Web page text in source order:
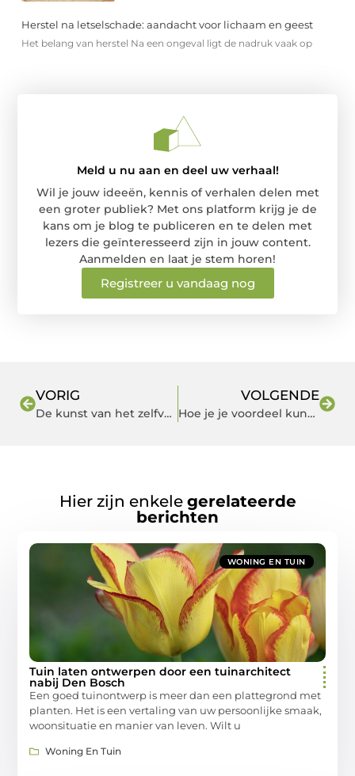
Herstel na letselschade: aandacht voor lichaam en geest
Het belang van herstel Na een ongeval ligt de nadruk vaak op
Meld u nu aan en deel uw verhaal!
Wil je jouw ideeën, kennis of verhalen delen met
een groter publiek? Met ons platform krijg je de
kans om je blog te publiceren en te delen met
lezers die geïnteresseerd zijn in jouw content.
Aanmelden en laat je stem horen!
Registreer u vandaag nog
VORIG
De kunst van het zelfvoorzienend bouwen: een duurzame toekomst
VOLGENDE
Hoe je je voordeel kunt doen met de juiste werkkleding
Hier zijn enkele gerelateerde
berichten
WONING EN TUIN
Tuin laten ontwerpen door een tuinarchitect
nabij Den Bosch
Een goed tuinontwerp is meer dan een plattegrond met
planten. Het is een vertaling van uw persoonlijke smaak,
woonsituatie en manier van leven. Wilt u
Woning En Tuin